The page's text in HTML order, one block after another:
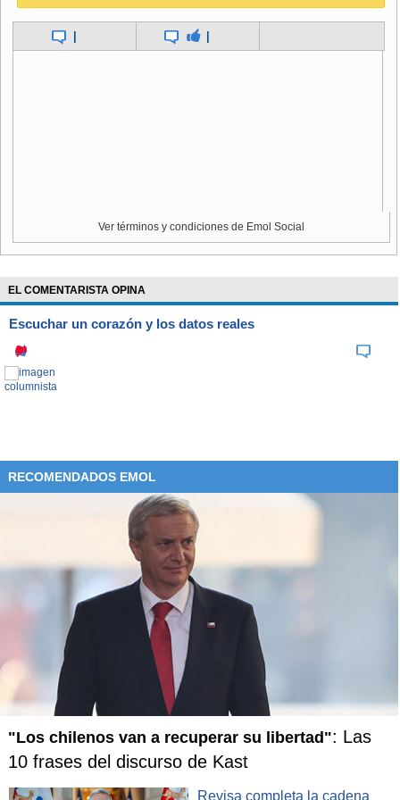
Ver términos y condiciones de Emol Social
EL COMENTARISTA OPINA
Escuchar un corazón y los datos reales
RECOMENDADOS EMOL
"Los chilenos van a recuperar su libertad": Las
10 frases del discurso de Kast
Revisa completa la cadena